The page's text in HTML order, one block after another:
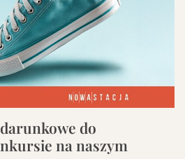
do
na naszym